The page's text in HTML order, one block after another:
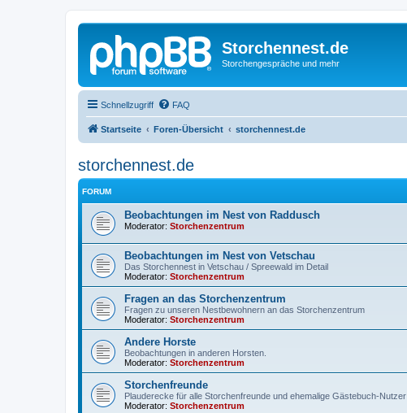
Storchennest.de
Storchengespräche und mehr
Schnellzugriff FAQ
Startseite Foren-Übersicht storchennest.de
storchennest.de
FORUM
Beobachtungen im Nest von Raddusch
Moderator: Storchenzentrum
Beobachtungen im Nest von Vetschau
Das Storchennest in Vetschau / Spreewald im Detail
Moderator: Storchenzentrum
Fragen an das Storchenzentrum
Fragen zu unseren Nestbewohnern an das Storchenzentrum
Moderator: Storchenzentrum
Andere Horste
Beobachtungen in anderen Horsten.
Moderator: Storchenzentrum
Storchenfreunde
Plauderecke für alle Storchenfreunde und ehemalige Gästebuch-Nutzer
Moderator: Storchenzentrum